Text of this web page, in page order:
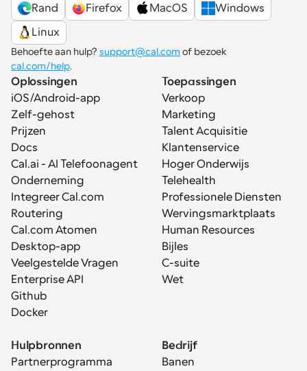
Rand
Firefox MacOS
Windows
Linux
Behoefte aan hulp? support@cal.com
cal.com/help.
Oplossingen
iOS/Android-app
Zelf-gehost
Prijzen
Docs
Cal.ai - AI Telefoonagent
Onderneming
Integreer Cal.com
Routering
Cal.com Atomen
Desktop-app
Veelgestelde Vragen
Enterprise API
Github
Docker
Toepassingen
Verkoop
Marketing
Talent Acquisitie
Klantenservice
Hoger Onderwijs
Telehealth
Professionele Diensten
Wervingsmarktplaats
Human Resources
Bijles
C-suite
Wet
Hulpbronnen
Partnerprogramma
Bedrijf
Banen